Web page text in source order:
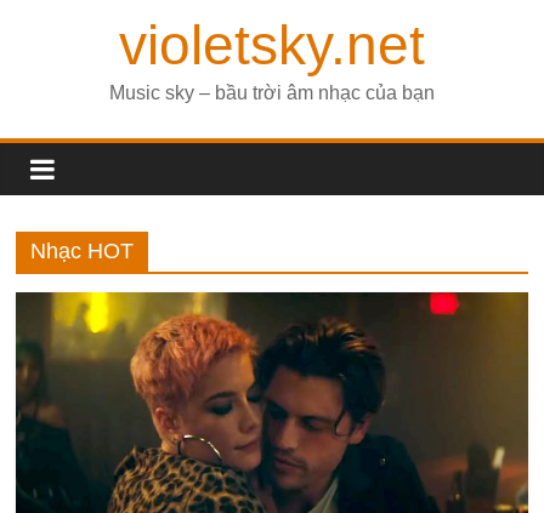
violetsky.net
Music sky – bầu trời âm nhạc của bạn
Nhạc HOT